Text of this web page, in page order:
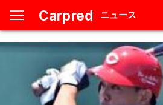
Carpred ニュース